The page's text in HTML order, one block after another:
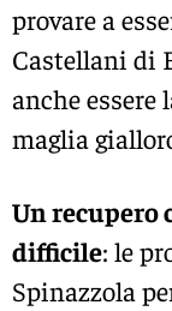
provare a
Castellani di
anche
maglia
Un recupero
difficile: le
Spinazzola